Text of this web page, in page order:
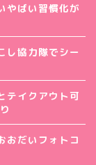
やばい習慣化が
し協力隊でシー
テイクアウト可
おだいフォトコ